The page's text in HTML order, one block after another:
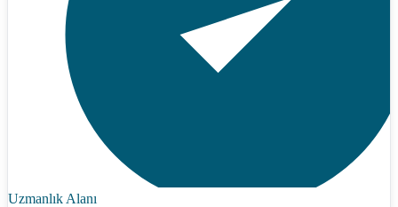
Uzmanlık Alanı